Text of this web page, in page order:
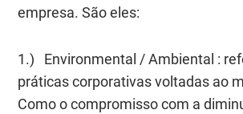
empresa. São eles:
1.) Environmental / Ambiental :
práticas corporativas voltadas ao
Como o compromisso com a